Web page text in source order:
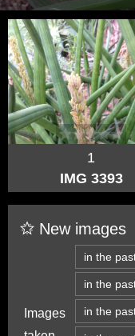
1
IMG 3393
New images
Images
in the
in the
in the